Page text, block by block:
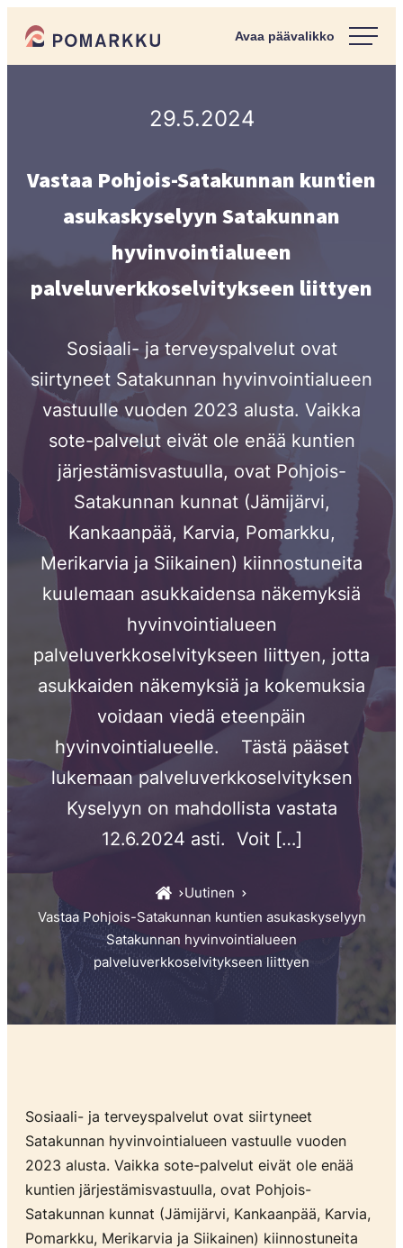
Siirry
suoraan
Pomarkun kunta
29.5.2024
Vastaa Pohjois-Satakunnan kuntien
asukaskyselyyn Satakunnan
hyvinvointialueen
palveluverkkoselvitykseen liittyen
Sosiaali- ja terveyspalvelut ovat
siirtyneet Satakunnan hyvinvointialueen
vastuulle vuoden 2023 alusta. Vaikka
sote-palvelut eivät ole enää kuntien
järjestämisvastuulla, ovat Pohjois-
Satakunnan kunnat (Jämijärvi,
Kankaanpää, Karvia, Pomarkku,
Merikarvia ja Siikainen) kiinnostuneita
kuulemaan asukkaidensa näkemyksiä
hyvinvointialueen
palveluverkkoselvitykseen liittyen, jotta
asukkaiden näkemyksiä ja kokemuksia
voidaan viedä eteenpäin
hyvinvointialueelle. Tästä pääset
lukemaan palveluverkkoselvityksen
Kyselyyn on mahdollista vastata
12.6.2024 asti. Voit […]
Uutinen
Vastaa Pohjois-Satakunnan kuntien asukaskyselyyn
Satakunnan hyvinvointialueen
palveluverkkoselvitykseen liittyen
Sosiaali- ja terveyspalvelut ovat siirtyneet
Satakunnan hyvinvointialueen vastuulle vuoden
2023 alusta. Vaikka sote-palvelut eivät ole enää
kuntien järjestämisvastuulla, ovat Pohjois-
Satakunnan kunnat (Jämijärvi, Kankaanpää, Karvia,
Pomarkku, Merikarvia ja Siikainen) kiinnostuneita